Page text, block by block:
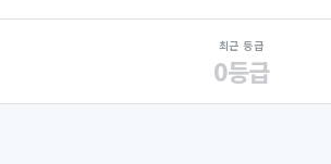
최근 등급
0등급